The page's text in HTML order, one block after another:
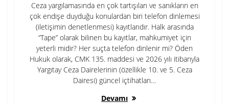
Ceza yargılamasında en çok tartışılan ve sanıkların en
çok endişe duyduğu konulardan biri telefon dinlemesi
(iletişimin denetlenmesi) kayıtlarıdır. Halk arasında
“Tape” olarak bilinen bu kayıtlar, mahkumiyet için
yeterli midir? Her suçta telefon dinlenir mi? Öden
Hukuk olarak, CMK 135. maddesi ve 2026 yılı itibarıyla
Yargıtay Ceza Dairelerinin (özellikle 10. ve 5. Ceza
Dairesi) güncel içtihatları…
Devamı